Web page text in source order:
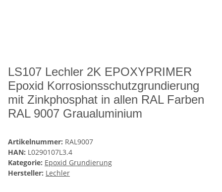
LS107 Lechler 2K EPOXYPRIMER
Epoxid Korrosionsschutzgrundierung
mit Zinkphosphat in allen RAL Farben
RAL 9007 Graualuminium
Artikelnummer: RAL9007
HAN: L0290107L3.4
Kategorie: Epoxid Grundierung
Hersteller: Lechler